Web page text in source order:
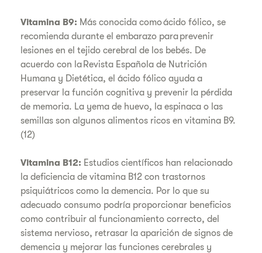
Vitamina B9: Más conocida como ácido fólico, se
recomienda durante el embarazo para prevenir
lesiones en el tejido cerebral de los bebés. De
acuerdo con la Revista Española de Nutrición
Humana y Dietética, el ácido fólico ayuda a
preservar la función cognitiva y prevenir la pérdida
de memoria. La yema de huevo, la espinaca o las
semillas son algunos alimentos ricos en vitamina B9.
(12)
Vitamina B12: Estudios científicos han relacionado
la deficiencia de vitamina B12 con trastornos
psiquiátricos como la demencia. Por lo que su
adecuado consumo podría proporcionar beneficios
como contribuir al funcionamiento correcto, del
sistema nervioso, retrasar la aparición de signos de
demencia y mejorar las funciones cerebrales y